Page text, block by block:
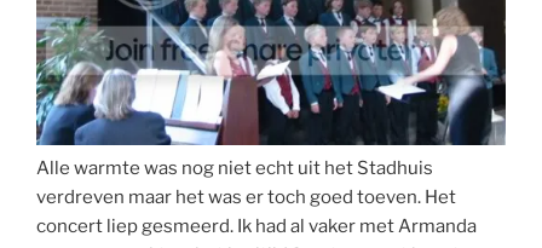
Alle warmte was nog niet echt uit het Stadhuis
verdreven maar het was er toch goed toeven. Het
concert liep gesmeerd. Ik had al vaker met Armanda